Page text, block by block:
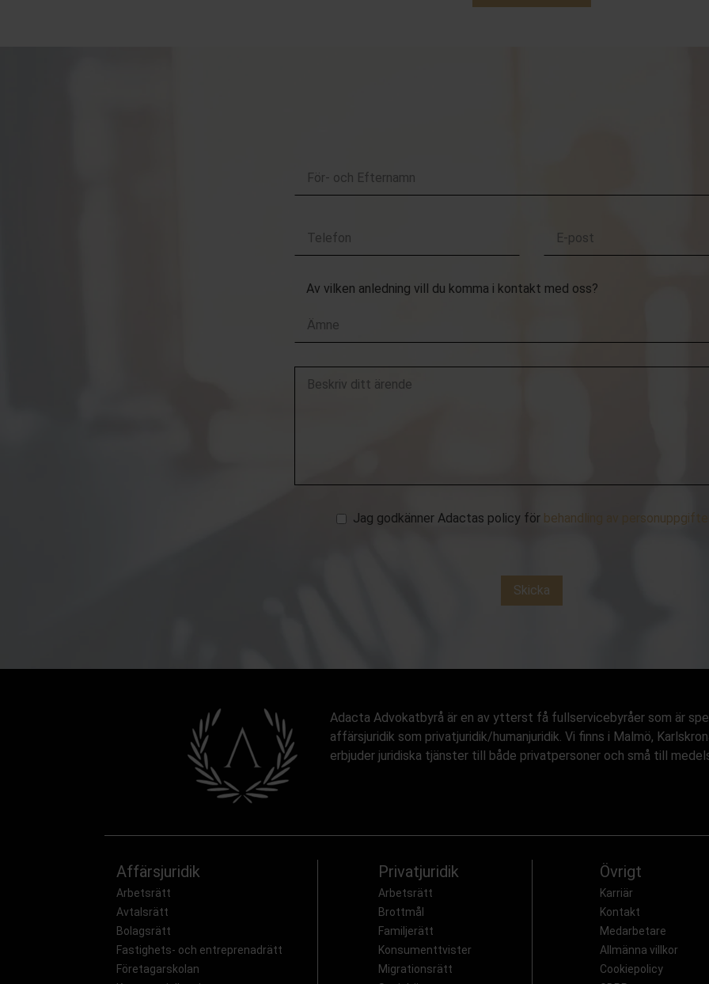
och
post
Av vilken anledning vill du komma i kontakt med oss?
ditt
Jag godkänner Adactas policy för behandling av
Skicka
Adacta Advokatbyrå är en av ytterst få fullservicebyråer som är
affärsjuridik som privatjuridik/humanjuridik. Vi finns i Malmö,
erbjuder juridiska tjänster till både privatpersoner och små till
Affärsjuridik
Arbetsrätt
Avtalsrätt
Bolagsrätt
Fastighets- och entreprenadrätt
Företagarskolan
Privatjuridik
Arbetsrätt
Brottmål
Familjerätt
Konsumenttvister
Migrationsrätt
Övrigt
Karriär
Kontakt
Medarbetare
Allmänna villkor
Cookiepolicy